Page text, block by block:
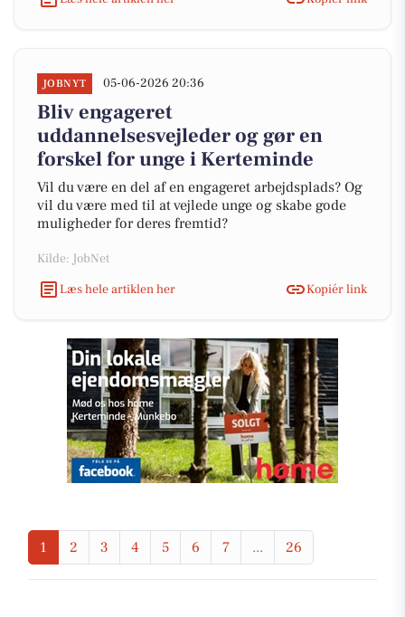
JOBNYT 05-06-2026 20:36
Bliv engageret
uddannelsesvejleder og gør en
forskel for unge i Kerteminde
Vil du være en del af en engageret arbejdsplads? Og
vil du være med til at vejlede unge og skabe gode
muligheder for deres fremtid?
Kilde: JobNet
Læs hele artiklen her
Kopiér link
1 2 3 4 5 6 7 ... 26